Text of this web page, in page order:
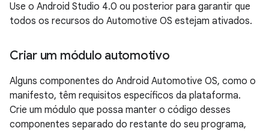
Use o Android Studio 4.0 ou posterior para garantir que
todos os recursos do Automotive OS estejam ativados.
Criar um módulo automotivo
Alguns componentes do Android Automotive OS, como o
manifesto, têm requisitos específicos da plataforma.
Crie um módulo que possa manter o código desses
componentes separado do restante do seu programa,